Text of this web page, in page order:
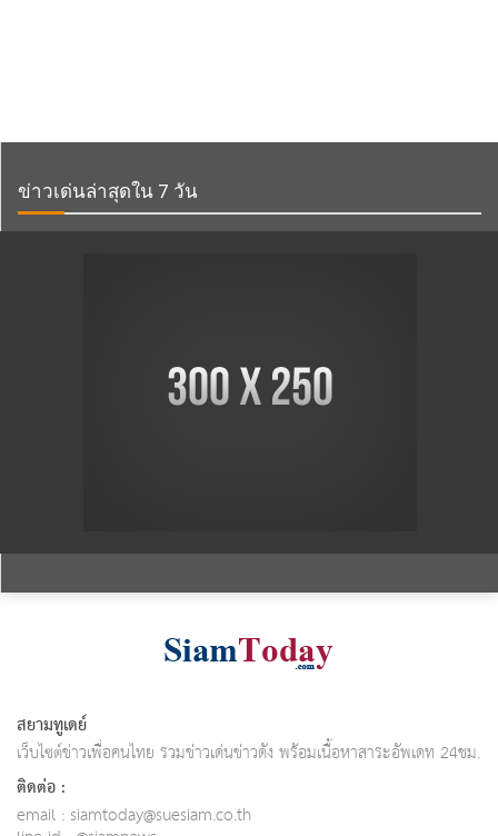
ข่าวเด่นล่าสุดใน 7 วัน
สยามทูเดย์
เว็บไซต์ข่าวเพื่อคนไทย รวมข่าวเด่นข่าวดัง พร้อมเนื้อหาสาระอัพเดท 24ชม.
ติดต่อ :
email : siamtoday@suesiam.co.th